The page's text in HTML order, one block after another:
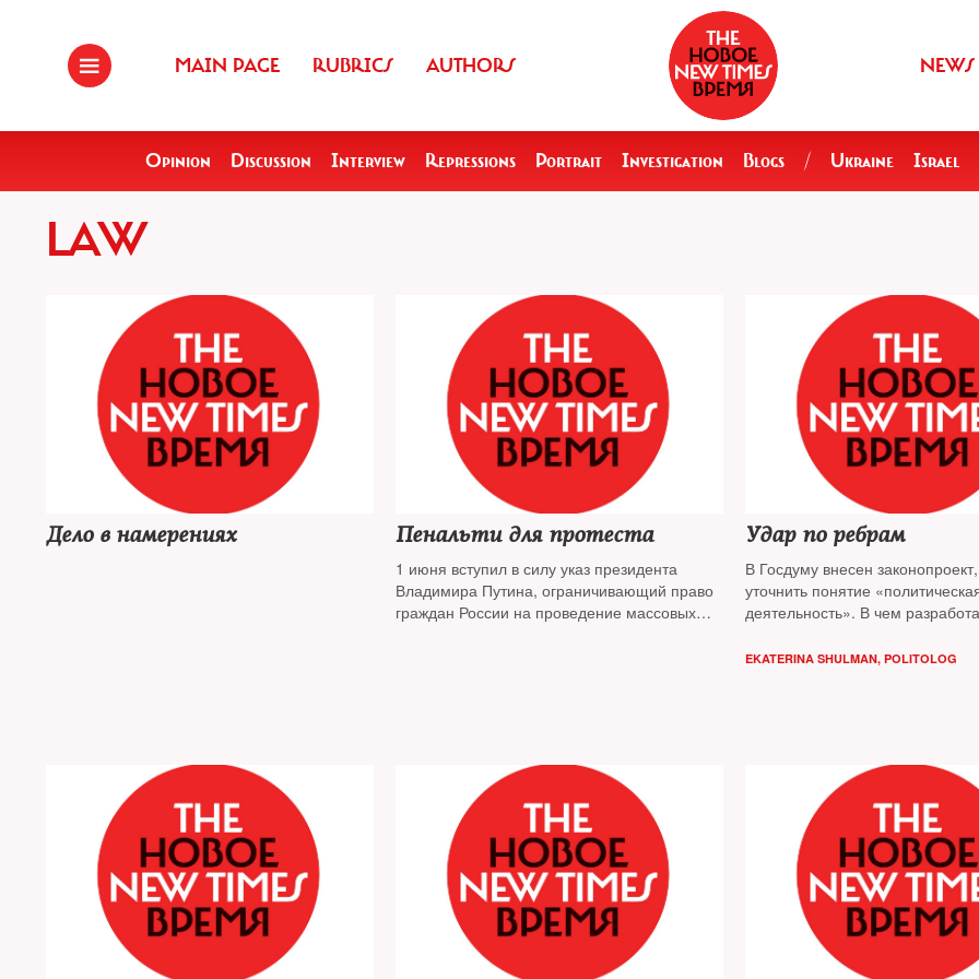
MAIN PAGE RUBRICS AUTHORS NEWS
Opinion Discussion Interview Repressions Portrait Investigation Blogs / Ukraine Israel
LAW
Дело в намерениях Пенальти для протеста
1 июня вступил в силу указ президента
Владимира Путина, ограничивающий право
граждан России на проведение массовых
Удар по ребрам
В Госдуму внесен
уточнить понятие
деятельность». В чем
обществу — разбирался The
EKATERINA SHULMAN, POLITOLOG